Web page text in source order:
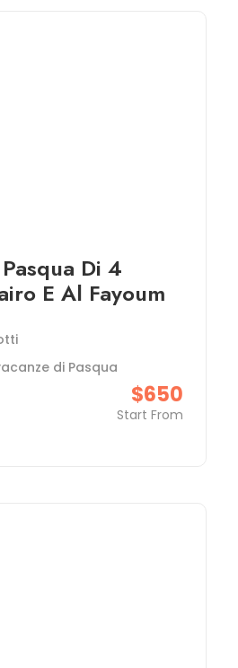
Di 4
E Al Fayoum
$650
Start From
di Pasqua